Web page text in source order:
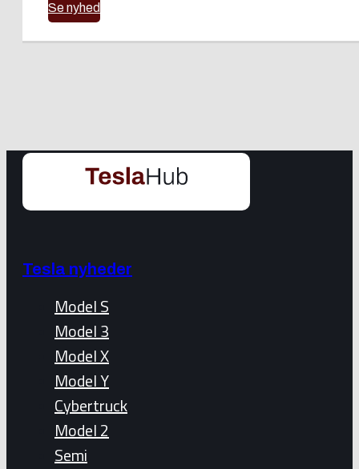
Se nyhed
Tesla nyheder
Model S
Model 3
Model X
Model Y
Cybertruck
Model 2
Semi